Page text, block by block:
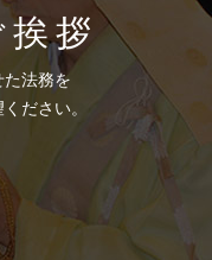
拶
法務を
ださい。